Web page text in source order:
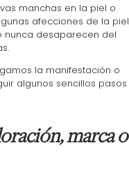
manchas en la piel o
afecciones de la piel
nunca desaparecen del
la manifestación o
algunos sencillos pasos
marca o